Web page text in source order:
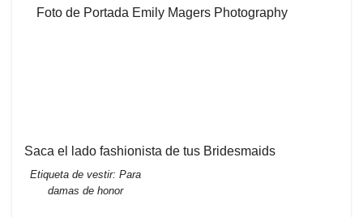
Foto de Portada Emily Magers Photography
Saca el lado fashionista de tus Bridesmaids
Etiqueta de vestir: Para
damas de honor